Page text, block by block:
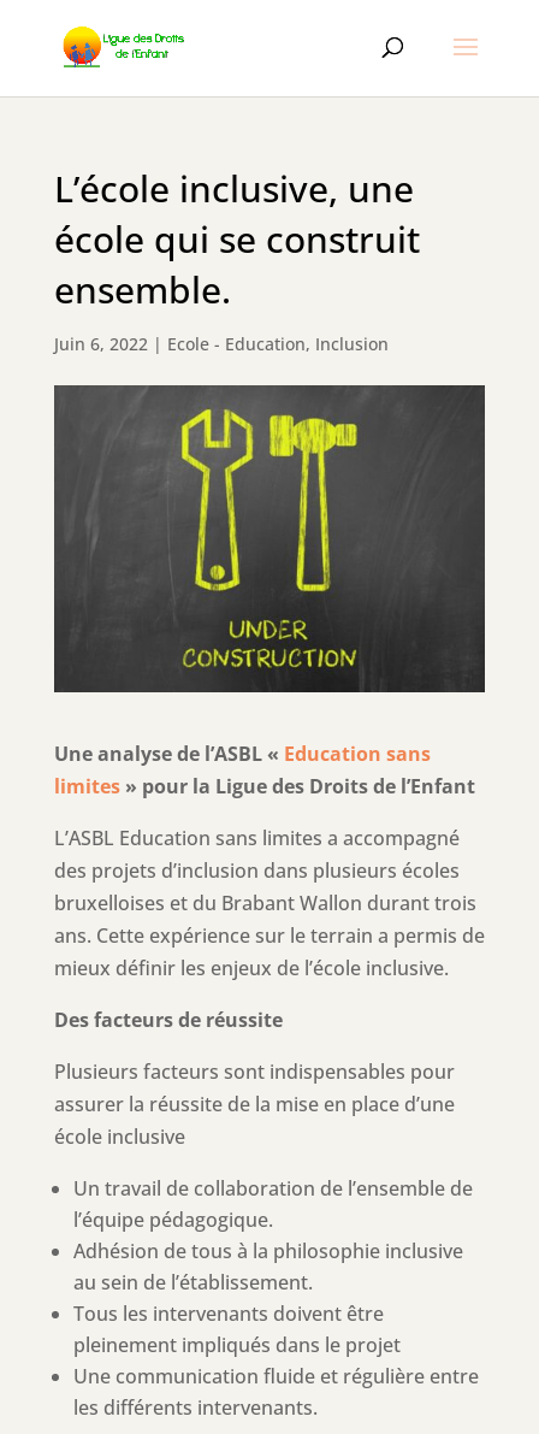
L’école inclusive, une
école qui se construit
ensemble.
Juin 6, 2022| Ecole - Education, Inclusion
Une analyse de l’ASBL « Education sans
limites» pour la Ligue des Droits de l’Enfant
L’ASBL Education sans limites a accompagné
des projets d’inclusion dans plusieurs écoles
bruxelloises et du Brabant Wallon durant trois
ans. Cette expérience sur le terrain a permis de
mieux définir les enjeux de l’école inclusive.
Des facteurs de réussite
Plusieurs facteurs sont indispensables pour
assurer la réussite de la mise en place d’une
école inclusive
Un travail de collaboration de l’ensemble de
l’équipe pédagogique.
Adhésion de tous à la philosophie inclusive
au sein de l’établissement.
Tous les intervenants doivent être
pleinement impliqués dans le projet
Une communication fluide et régulière entre
les différents intervenants.